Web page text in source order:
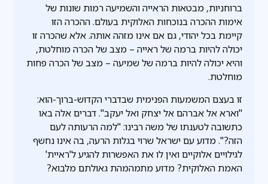
ברוחניות, מבטאות הראייה והשמיעה רמות שונות של
אימות ההכרה בנוכחות האלוקית בעולם. ההכרה הזו
קיימת בכל יהודי, גם אם אינו מזהה אותה. אלא שהכרה זו
יכולה להיות ברמה של ראייה – מצב של הכרה מוחלטת,
והיא יכולה להיות ברמה של שמיעה – מצב של הכרה פחות
מוחלטת.
זו בעצם המשמעות הפנימית שבדברי הקדוש-ברוך-הוא:
"וארא אל אברהם אל יצחק ואל יעקב". דברים אלה באו
כתשובה לטענתו של משה רבינו: "למה הרעותה לעם
הזה?". מדוע עם ישראל שרוי בגלות הרעה, בה אינו נחשף
לגילויים אלוקיים ואין לו את האפשרות להגיע ל'ראיית'
האמת האלוקית? מדוע מתמהמהת גאולתם מלבוא?